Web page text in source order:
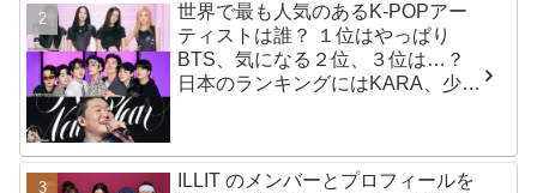
世界で最も人気のあるK-POPアー
ティストは誰？ １位はやっぱり
BTS、気になる２位、３位は…？
日本のランキングにはKARA、少女
ILLIT のメンバーとプロフィールを